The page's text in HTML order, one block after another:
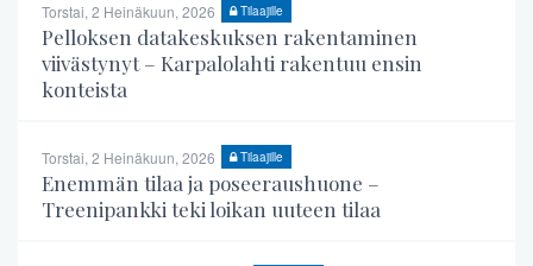
Torstai, 2 Heinäkuun, 2026 Tilaajille
Pelloksen datakeskuksen rakentaminen
viivästynyt – Karpalolahti rakentuu ensin
konteista
Torstai, 2 Heinäkuun, 2026 Tilaajille
Enemmän tilaa ja poseeraushuone –
Treenipankki teki loikan uuteen tilaa